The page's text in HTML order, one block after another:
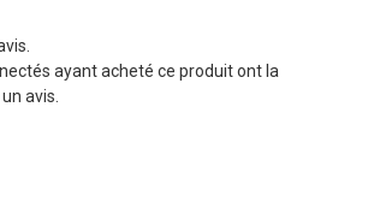
ayant acheté ce produit ont la
avis.